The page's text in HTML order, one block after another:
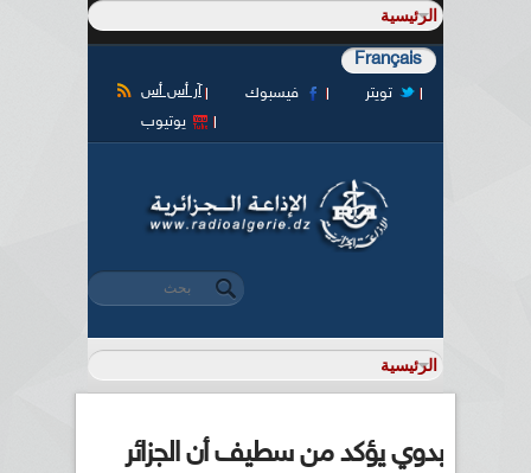
Français
آر أس أس فيسبوك
تويتر
يوتيوب
استمارة البحث
‏بحث ‏
بدوي يؤكد من سطيف أن الجزائر